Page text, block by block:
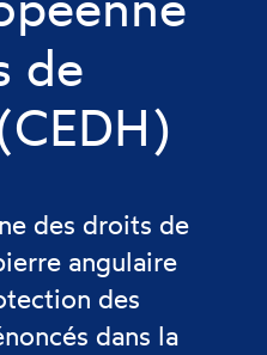
de
des droits de
angulaire
des
dans la